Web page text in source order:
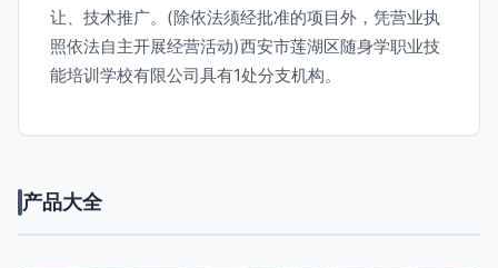
让、技术推广。(除依法须经批准的项目外，凭营业执
照依法自主开展经营活动)西安市莲湖区随身学职业技
能培训学校有限公司具有1处分支机构。
产品大全